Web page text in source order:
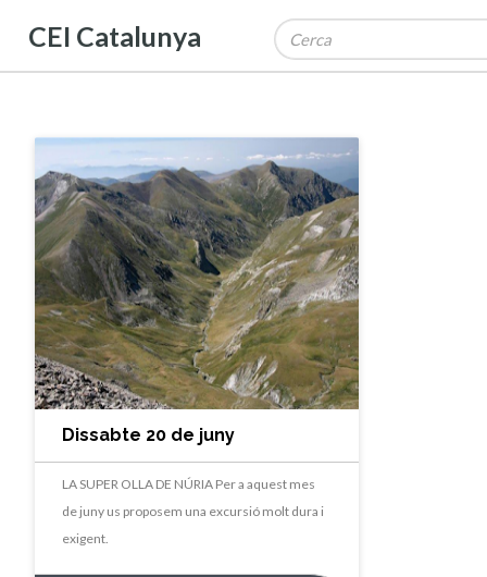
CEI Catalunya
Dissabte 20 de juny
LA SUPER OLLA DE NÚRIA Per a aquest mes
de juny us proposem una excursió molt dura i
exigent.